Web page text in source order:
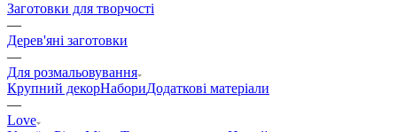
Заготовки для творчості
—
Дерев'яні заготовки
—
Для розмальовування
Крупний декорНабориДодаткові матеріали
—
Love